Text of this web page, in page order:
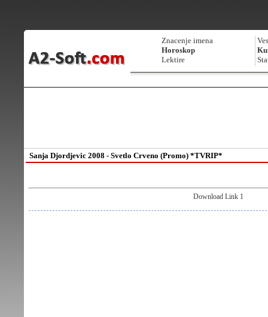
Znacenje imena
Horoskop
Lektire
Sanja Djordjevic 2008 - Svetlo Crveno (Promo) *TVRIP*
Download Link 1